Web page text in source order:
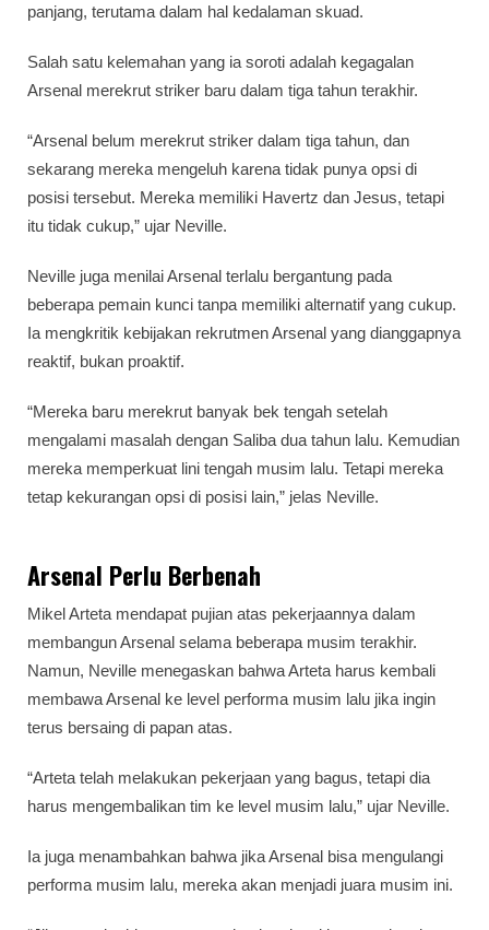
panjang, terutama dalam hal kedalaman skuad.
Salah satu kelemahan yang ia soroti adalah kegagalan
Arsenal merekrut striker baru dalam tiga tahun terakhir.
“Arsenal belum merekrut striker dalam tiga tahun, dan
sekarang mereka mengeluh karena tidak punya opsi di
posisi tersebut. Mereka memiliki Havertz dan Jesus, tetapi
itu tidak cukup,” ujar Neville.
Neville juga menilai Arsenal terlalu bergantung pada
beberapa pemain kunci tanpa memiliki alternatif yang cukup.
Ia mengkritik kebijakan rekrutmen Arsenal yang dianggapnya
reaktif, bukan proaktif.
“Mereka baru merekrut banyak bek tengah setelah
mengalami masalah dengan Saliba dua tahun lalu. Kemudian
mereka memperkuat lini tengah musim lalu. Tetapi mereka
tetap kekurangan opsi di posisi lain,” jelas Neville.
Arsenal Perlu Berbenah
Mikel Arteta mendapat pujian atas pekerjaannya dalam
membangun Arsenal selama beberapa musim terakhir.
Namun, Neville menegaskan bahwa Arteta harus kembali
membawa Arsenal ke level performa musim lalu jika ingin
terus bersaing di papan atas.
“Arteta telah melakukan pekerjaan yang bagus, tetapi dia
harus mengembalikan tim ke level musim lalu,” ujar Neville.
Ia juga menambahkan bahwa jika Arsenal bisa mengulangi
performa musim lalu, mereka akan menjadi juara musim ini.